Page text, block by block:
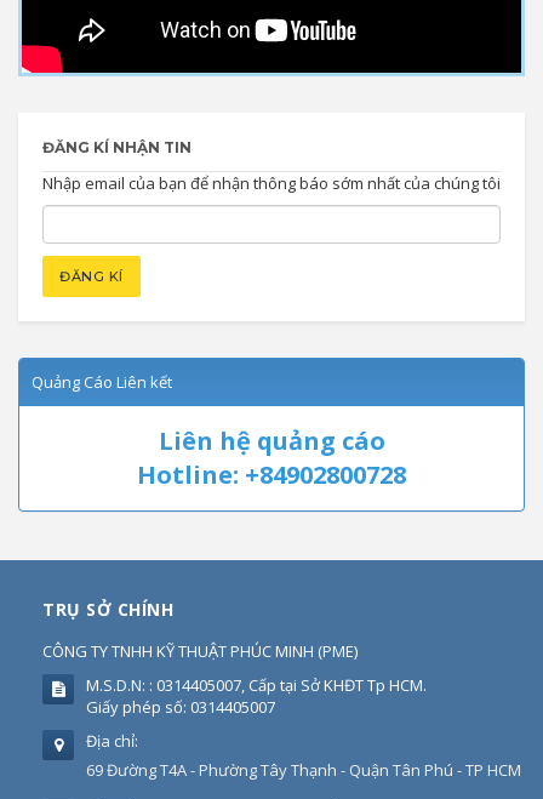
ĐĂNG KÍ NHẬN TIN
Nhập email của bạn để nhận thông báo sớm nhất của chúng tôi
Quảng Cáo Liên kết
Liên hệ quảng cáo
Hotline: +84902800728
TRỤ SỞ CHÍNH
CÔNG TY TNHH KỸ THUẬT PHÚC MINH (PME)
M.S.D.N: : 0314405007, Cấp tại Sở KHĐT Tp HCM.
Giấy phép số: 0314405007
Địa chỉ:
69 Đường T4A - Phường Tây Thạnh - Quận Tân Phú - TP HCM